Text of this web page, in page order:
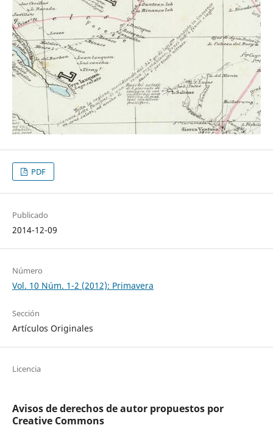
PDF
Publicado
2014-12-09
Número
Vol. 10 Núm. 1-2 (2012): Primavera
Sección
Artículos Originales
Licencia
Avisos de derechos de autor propuestos por
Creative Commons